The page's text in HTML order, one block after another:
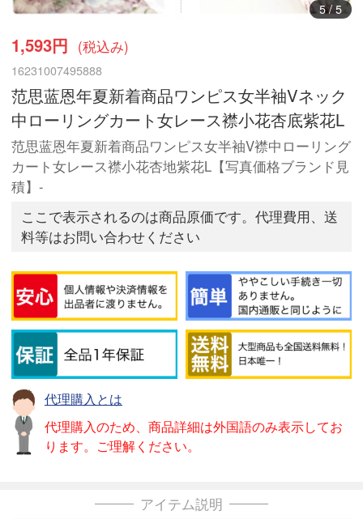
5/5
1,593円 (税込み)
16231007495888
范思蓝恩年夏新着商品ワンピス女半袖Vネック
中ローリングカート女レース襟小花杏底紫花L
范思蓝恩年夏新着商品ワンピス女半袖V襟中ローリング
カート女レース襟小花杏地紫花L【写真価格ブランド見
積】-
ここで表示されるのは商品原価です。代理費用、送
料等はお問い合わせください
代理購入とは
代理購入のため、商品詳細は外国語のみ表示してお
ります。ご理解ください。
アイテム説明